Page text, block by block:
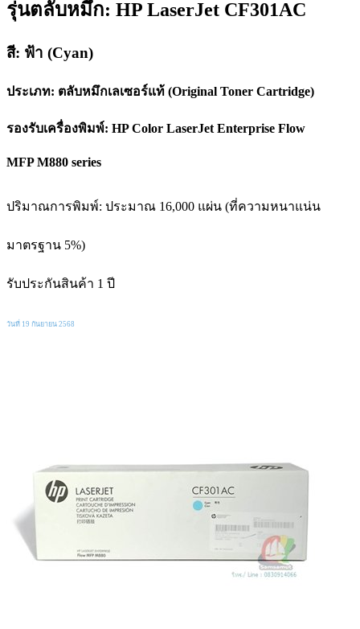
รุ่นตลับหมึก: HP LaserJet CF301AC
สี: ฟ้า (Cyan)
ประเภท: ตลับหมึกเลเซอร์แท้ (Original Toner Cartridge)
รองรับเครื่องพิมพ์: HP Color LaserJet Enterprise Flow
MFP M880 series
ปริมาณการพิมพ์: ประมาณ 16,000 แผ่น (ที่ความหนาแน่น
มาตรฐาน 5%)
รับประกันสินค้า 1 ปี
วันที่ 19 กันยายน 2568